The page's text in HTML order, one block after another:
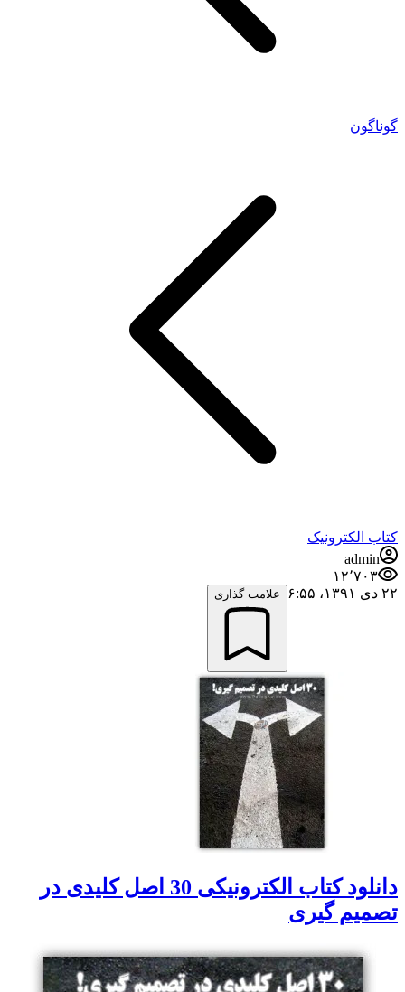
گوناگون
کتاب الکترونیک
admin
۱۲٬۷۰۳
۲۲ دی ۱۳۹۱،‏ ۶:۵۵
علامت گذاری
دانلود کتاب الکترونیکی 30 اصل کلیدی در
تصمیم گیری